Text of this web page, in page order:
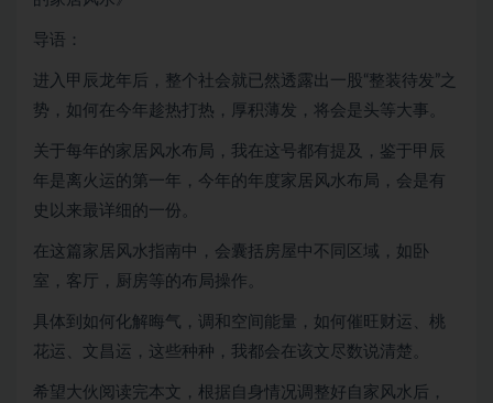
导语：
进入甲辰龙年后，整个社会就已然透露出一股“整装待发”之
势，如何在今年趁热打热，厚积薄发，将会是头等大事。
关于每年的家居风水布局，我在这号都有提及，鉴于甲辰
年是离火运的第一年，今年的年度家居风水布局，会是有
史以来最详细的一份。
在这篇家居风水指南中，会囊括房屋中不同区域，如卧
室，客厅，厨房等的布局操作。
具体到如何化解晦气，调和空间能量，如何催旺财运、桃
花运、文昌运，这些种种，我都会在该文尽数说清楚。
希望大伙阅读完本文，根据自身情况调整好自家风水后，